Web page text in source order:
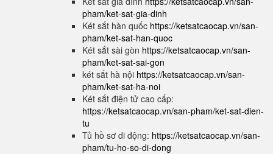
pham/ket-sat-gia-dinh
Két sắt hàn quốc https://ketsatcaocap.vn/san-
pham/ket-sat-han-quoc
Két sắt sài gòn https://ketsatcaocap.vn/san-
pham/ket-sat-sai-gon
két sắt hà nội https://ketsatcaocap.vn/san-
pham/ket-sat-ha-noi
Két sắt điện tử cao cấp:
https://ketsatcaocap.vn/san-pham/ket-sat-dien-
tu
Tủ hồ sơ di động: https://ketsatcaocap.vn/san-
pham/tu-ho-so-di-dong